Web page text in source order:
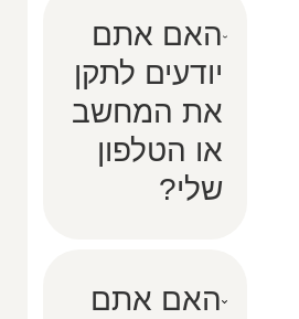
האם אתם
יודעים לתקן
את המחשב
או הטלפון
שלי?
האם אתם